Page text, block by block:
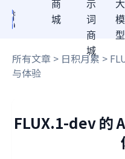
商
城
示
词
商
城
大
模
型
所有文章 > 日积月累 >
与体验
FLUX.1-dev 的